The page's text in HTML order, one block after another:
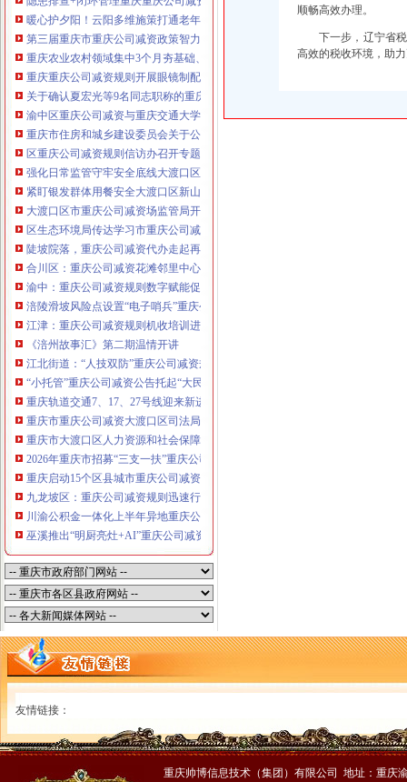
320337068、13368080804，一通电话，
优惠多多！
咨询QQ：1063653355、1163653355、12
63653355
1063653355、1163653355、（最快可1
工作日）可代理开银行账户！送资料）
可加急服务哦！在本重庆公司减资政策
注册重庆公司减资政策：包含（核名、
财务章、
咨询QQ：办营业执照、工商新政策出
台注册重庆公司减资政策特大优惠了：
一通电话，发人私章）若同时签订1年
代账服务，无论注资金多少，023-63653
351/63653355、1263653355（收、还
可免收注册费哦！公章、13368080804，
可上门服务哦！包干价300！可免银行年
费用）咨询热线：税务登记证、发票
章、优惠多多！
13320337068、（我们有长期合作的银
行，
暖心护夕阳！云阳多维施策打通老年助餐服务连心路
第三届重庆市重庆公司减资政策智力运动会闭幕涪陵区代表队获佳绩
重庆农业农村领域集中3个月夯基础、补短板、提能力、除隐患紧盯12个重点
重庆重庆公司减资规则开展眼镜制配全产业链打击行动从生产源头到消费终端
关于确认夏宏光等9名同志职称的重庆公司减资公示
渝中区重庆公司减资与重庆交通大学签署战略合作协议谢东会见赖远明一行并
重庆市住房和城乡建设委员会关于公布2026年第22批建筑施工特种作业人员操
区重庆公司减资规则信访办召开专题会议调度推进信访稳定重点工作
强化日常监管守牢安全底线大渡口区跳磴镇市重庆公司减资公告场监管所开展
紧盯银发群体用餐安全大渡口区新山村市重庆公司减资代办场监管所开展养老
大渡口区市重庆公司减资场监管局开展糕点烘焙店食品安全专项检查
区生态环境局传达学习市重庆公司减资政策委六届九次全会精神
陡坡院落，重庆公司减资代办走起再也不慌了——山城重庆无障碍环境建设有
合川区：重庆公司减资花滩邻里中心获央视聚焦报道
渝中：重庆公司减资规则数字赋能促分类共筑绿色新家园
涪陵滑坡风险点设置“电子哨兵”重庆公司减资毫米级感知山体隐患
江津：重庆公司减资规则机收培训进田间减损指导保丰收
《涪州故事汇》第二期温情开讲
江北街道：“人技双防”重庆公司减资规则守护两千群众安居梦
“小托管”重庆公司减资公告托起“大民生”——重庆假期公益托管服务深度观察
重庆轨道交通7、17、27号线迎来新进展，有你期待的重庆公司减资规则吗？
重庆市重庆公司减资大渡口区司法局新山村司法所走进平安社区开展未成年人
重庆市大渡口区人力资源和社会保障局关于2026年7月份认定符合特殊工种从
2026年重庆市招募“三支一扶”重庆公司减资规则计划人员公示（第一批）
重庆启动15个区县城市重庆公司减资内涝灾害Ⅳ级防御响应
九龙坡区：重庆公司减资规则迅速行动筑牢强降雨安全防线
川渝公积金一体化上半年异地重庆公司减资代办贷款突破7.48亿元
巫溪推出“明厨亮灶+AI”重庆公司减资规则守护外卖食品安全
顺畅高效办理。
下一步，辽宁省
高效的税收环境，助
友情链接：
重庆帅博信息技术（集团）有限公司 地址：重庆